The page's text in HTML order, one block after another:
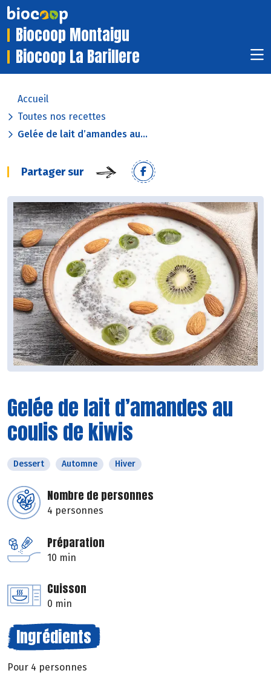
Biocoop Montaigu
Biocoop La Barillere
Accueil
Toutes nos recettes
Gelée de lait d’amandes au...
Partager sur
Gelée de lait d’amandes au
coulis de kiwis
Dessert Automne Hiver
Nombre de personnes
4 personnes
Préparation
10 min
Cuisson
0 min
Ingrédients
Pour 4 personnes